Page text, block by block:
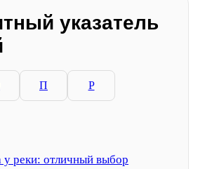
указатель
П Р
у реки: отличный выбор